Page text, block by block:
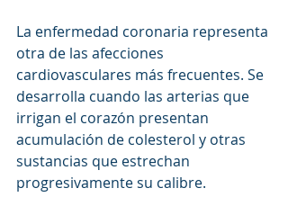
La enfermedad coronaria representa
otra de las afecciones
cardiovasculares más frecuentes. Se
desarrolla cuando las arterias que
irrigan el corazón presentan
acumulación de colesterol y otras
sustancias que estrechan
progresivamente su calibre.